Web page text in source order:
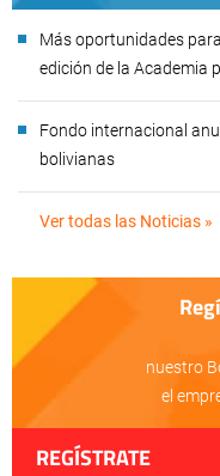
Más oportunidades
edición de la Academia
Fondo internacional
bolivianas
Ver todas las Noticias »
nuestro
el
REGÍSTRATE